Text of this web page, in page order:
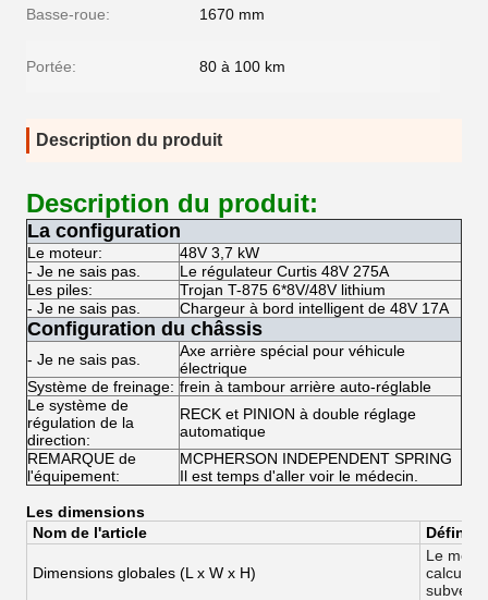
Basse-roue: 1670 mm
Portée: 80 à 100 km
Description du produit
Description du produit:
La configuration
Le moteur:
48V 3,7 kW
- Je ne sais pas.
Le régulateur Curtis 48V 275A
Les piles:
Trojan T-875 6*8V/48V lithium
- Je ne sais pas.
Chargeur à bord intelligent de 48V 17A
Configuration du châssis
- Je ne sais pas.
Axe arrière spécial pour véhicule
électrique
Système de freinage: frein à tambour arrière auto-réglable
Le système de
régulation de la
direction:
RECK et PINION à double réglage
automatique
REMARQUE de
l'équipement:
MCPHERSON INDEPENDENT SPRING
Il est temps d'aller voir le médecin.
Les dimensions
Nom de l'article
Dimensions globales (L x W x H)
Le
calculé